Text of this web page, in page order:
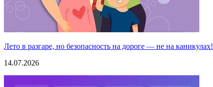
Лето в разгаре, но безопасность на дороге — не на каникулах!
14.07.2026